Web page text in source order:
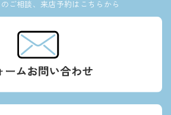
ご相談、来店予約はこちらから